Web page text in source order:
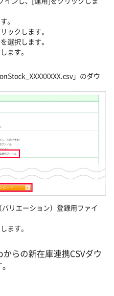
。
ックします。
選択します。
ます。
」のダウ
リエーション）登録用ファイ
ます。
らの新在庫連携CSVダウ